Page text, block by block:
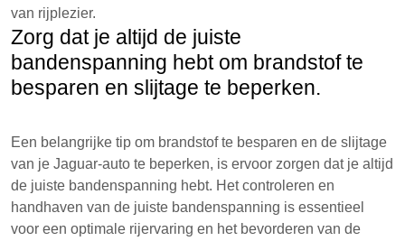
van rijplezier.
Zorg dat je altijd de juiste
bandenspanning hebt om brandstof te
besparen en slijtage te beperken.
Een belangrijke tip om brandstof te besparen en de slijtage
van je Jaguar-auto te beperken, is ervoor zorgen dat je altijd
de juiste bandenspanning hebt. Het controleren en
handhaven van de juiste bandenspanning is essentieel
voor een optimale rijervaring en het bevorderen van de